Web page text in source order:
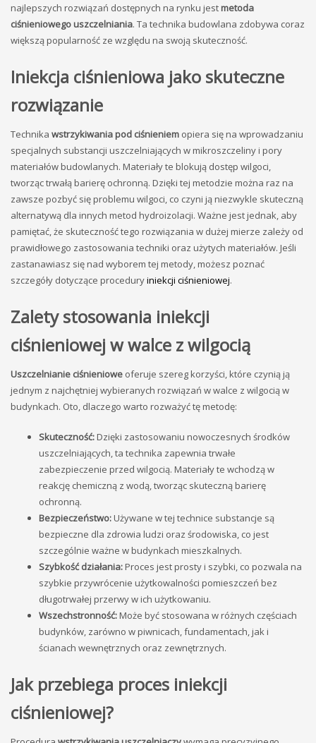
najlepszych rozwiązań dostępnych na rynku jestmetoda
ciśnieniowego uszczelniania. Ta technika budowlana zdobywa coraz
większą popularność ze względu na swoją skuteczność.
Iniekcja ciśnieniowa jako skuteczne
rozwiązanie
Technika wstrzykiwania pod ciśnieniem opiera się na wprowadzaniu
specjalnych substancji uszczelniających w mikroszczeliny i pory
materiałów budowlanych. Materiały te blokują dostęp wilgoci,
tworząc trwałą barierę ochronną. Dzięki tej metodzie można raz na
zawsze pozbyć się problemu wilgoci, co czyni ją niezwykle skuteczną
alternatywą dla innych metod hydroizolacji. Ważne jest jednak, aby
pamiętać, że skuteczność tego rozwiązania w dużej mierze zależy od
prawidłowego zastosowania techniki oraz użytych materiałów. Jeśli
zastanawiasz się nad wyborem tej metody, możesz poznać
szczegóły dotyczące proceduryiniekcji ciśnieniowej.
Zalety stosowania iniekcji
ciśnieniowej w walce z wilgocią
Uszczelnianie ciśnieniowe oferuje szereg korzyści, które czynią ją
jednym z najchętniej wybieranych rozwiązań w walce z wilgocią w
budynkach. Oto, dlaczego warto rozważyć tę metodę:
Skuteczność:Dzięki zastosowaniu nowoczesnych środków
uszczelniających, ta technika zapewnia trwałe
zabezpieczenie przed wilgocią. Materiały te wchodzą w
reakcję chemiczną z wodą, tworząc skuteczną barierę
ochronną.
Bezpieczeństwo:Używane w tej technice substancje są
bezpieczne dla zdrowia ludzi oraz środowiska, co jest
szczególnie ważne w budynkach mieszkalnych.
Szybkość działania:Proces jest prosty i szybki, co pozwala na
szybkie przywrócenie użytkowalności pomieszczeń bez
długotrwałej przerwy w ich użytkowaniu.
Wszechstronność:Może być stosowana w różnych częściach
budynków, zarówno w piwnicach, fundamentach, jak i
ścianach wewnętrznych oraz zewnętrznych.
Jak przebiega proces iniekcji
ciśnieniowej?